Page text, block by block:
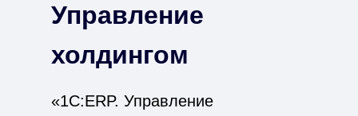
Управление
холдингом
«1С:ERP. Управление